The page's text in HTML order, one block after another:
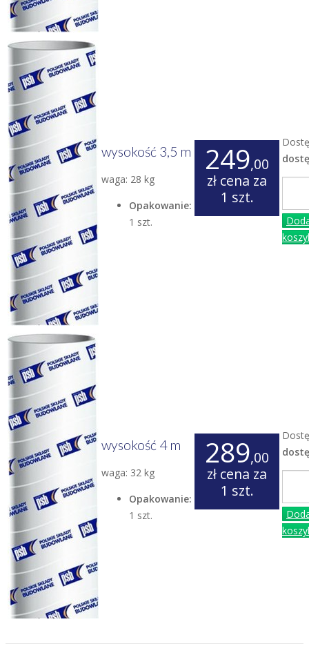
wysokość 3,5 m
waga: 28 kg
Opakowanie:
1 szt.
249,00
zł cena za
1 szt.
wysokość 4 m
waga: 32 kg
Opakowanie:
1 szt.
289,00
zł cena za
1 szt.